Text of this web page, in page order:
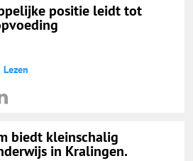
positie leidt tot
biedt kleinschalig
in Kralingen.